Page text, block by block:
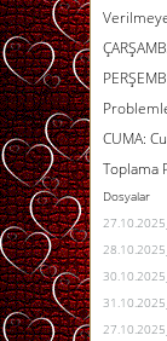
CUMA:
Toplama
Dosyalar